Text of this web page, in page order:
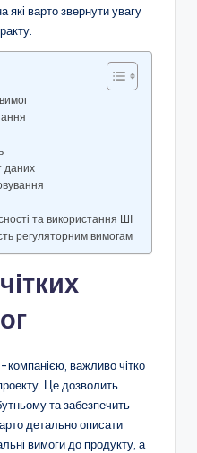
які варто звернути увагу
даних
та використання ШІ
регуляторним вимогам
компанією, важливо чітко
Це дозволить
та забезпечить
детально описати
вимоги до продукту, а